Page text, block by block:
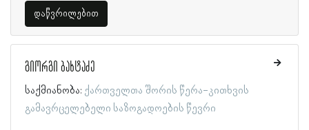
დაწვრილებით
გიორგი ბახტაძე
საქმიანობა: ქართველთა შორის წერა-კითხვის
გამავრცელებელი საზოგადოების წევრი